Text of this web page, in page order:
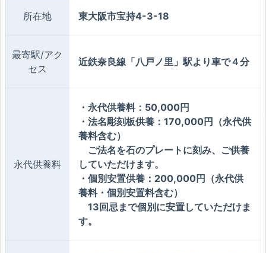
所在地 東大阪市宝持4-3-18
最寄駅/アク
セス
近鉄奈良線「八戸ノ里」駅より車で４分
永代供養料
・永代供養料：50,000円
・法名彫刻板供養：170,000円（永代供
養料含む）
ご法名を石のプレートに刻み、ご供養
していただけます。
・個別安置供養：200,000円（永代供
養料・個別安置料含む）
13回忌まで個別に安置していただけま
す。